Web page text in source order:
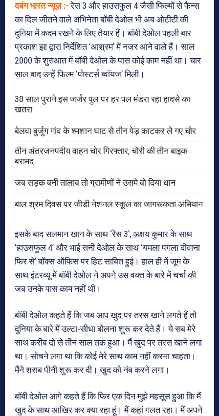
दबंग भारत न्यूज़ :-रेस 3 और हाउसफुल 4 जैसी फिल्मों से फैन्स
का दिल जीतने वाले अभिनेता बॉबी देओल भी अब ओटीटी की
दुनिया में कदम रखने के लिए तैयार हैं। बॉबी देओल पहली बार
प्रकाश झा द्वारा निर्देशित ‘आश्रम’ में नजर आने वाले हैं। साल
2000 के शुरुआत में बॉबी देओल के पास कोई काम नहीं था। चार
साल बाद उन्हें फिल्म ‘पोस्टर्स ब्वॉयज’ मिली।
30 साल पुराने इस जर्जर पुल पर हर पल मंडरा रहा हादसे का
खतरा
बेलवा बुर्जुग गांव के श्मशान घाट से तीन पेड़ काटकर ले गए चोर
तीन अंतरजनपदीय वाहन चोर गिरफ्तार, चोरी की तीन बाइक
बरामद
जब सड़क बनी तालाब तो ग्रामीणों ने उसमे बो दिया धान
बाल श्रम दिवस पर जीडी नेशनल स्कूल का जागरूकता अभियान
इसके बाद सलमान खान के साथ ‘रेस 3’, अक्षय कुमार के साथ
‘हाउसफुल 4’ और भाई सनी देओल के साथ ‘यमला पगला दीवाना
फिर से’ बॉक्स ऑफिस पर हिट साबित हुई। हाल ही में जूम के
साथ इंटरव्यू में बॉबी देओल ने अपने उस वक्त के बारे में चर्चा की
जब उनके पास काम नहीं थी।
बॉबी देओल कहते हैं कि जब आप खुद पर तरस खाने लगते हैं तो
दुनिया के बारे में उल्टा-सीधा बोलना शुरू कर देते हैं। ये सब मेरे
साथ करीब दो से तीन साल तक हुआ। मैं खुद पर तरस खाने लगा
था। सोचने लगा था कि कोई मेरे साथ काम नहीं करना चाहता।
मैंने शराब पीनी शुरू कर दी। खुद को नंब करने लगा।
बॉबी देओल आगे कहते हैं कि फिर एक दिन मुझे महसूस हुआ कि मैं
खुद के साथ आखिर कर क्या रहा हूं। मैं कहां गलत रहा। मैं अपने